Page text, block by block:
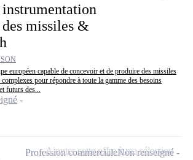
missiles &
européen capable de concevoir et de produire des missiles
pour répondre à toute la gamme des besoins
futurs des...
Profession commercialeNon renseigné
Ajouter cette offre à ma sélection